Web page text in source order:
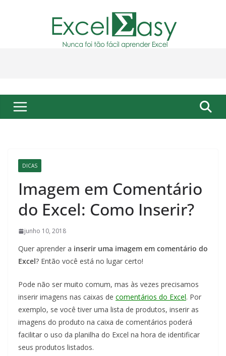
DICAS
Imagem em Comentário
do Excel: Como Inserir?
junho 10, 2018
Quer aprender a inserir uma imagem em comentário do
Excel? Então você está no lugar certo!
Pode não ser muito comum, mas às vezes precisamos
inserir imagens nas caixas de comentários do Excel. Por
exemplo, se você tiver uma lista de produtos, inserir as
imagens do produto na caixa de comentários poderá
facilitar o uso da planilha do Excel na hora de identificar
seus produtos listados.